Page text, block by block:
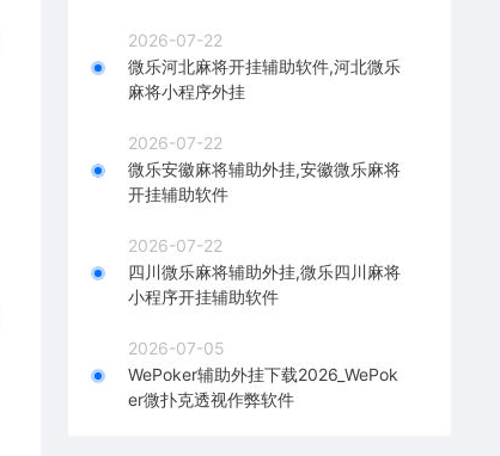
2026-07-22
微乐河北麻将开挂辅助软件,河北微乐
麻将小程序外挂
2026-07-22
微乐安徽麻将辅助外挂,安徽微乐麻将
开挂辅助软件
2026-07-22
四川微乐麻将辅助外挂,微乐四川麻将
小程序开挂辅助软件
2026-07-05
WePoker辅助外挂下载2026_WePok
er微扑克透视作弊软件